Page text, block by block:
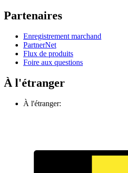
Partenaires
Enregistrement marchand
PartnerNet
Flux de produits
Foire aux questions
À l'étranger
À l'étranger: